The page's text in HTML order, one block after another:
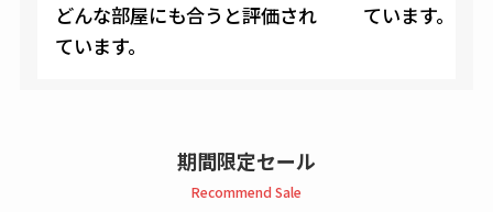
どんな部屋にも合うと評価され
ています。
ています。
期間限定セール
Recommend Sale